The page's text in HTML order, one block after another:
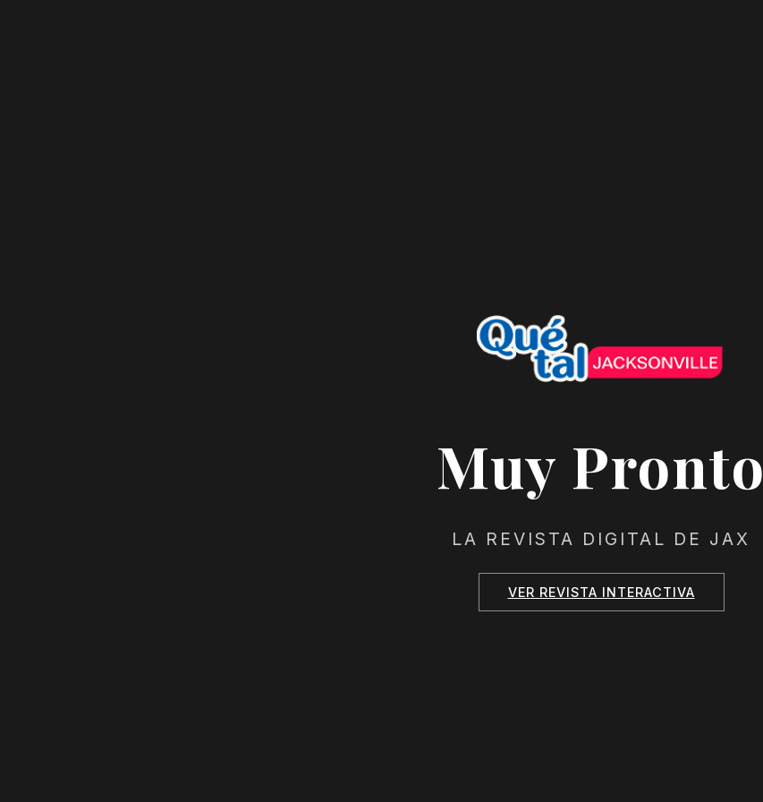
Muy Pronto
LA REVISTA DIGITAL DE JAX
VER REVISTA INTERACTIVA